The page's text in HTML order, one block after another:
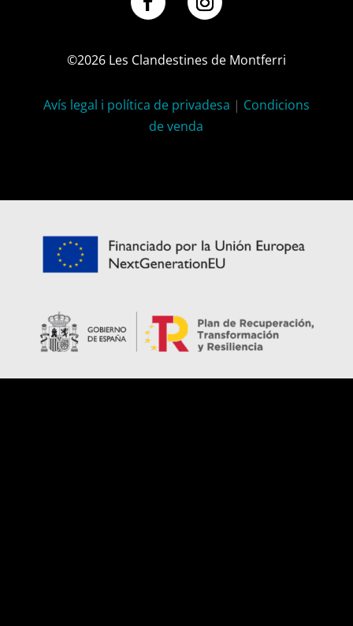
©2026 Les Clandestines de Montferri
Avís legal i política de privadesa | Condicions
de venda